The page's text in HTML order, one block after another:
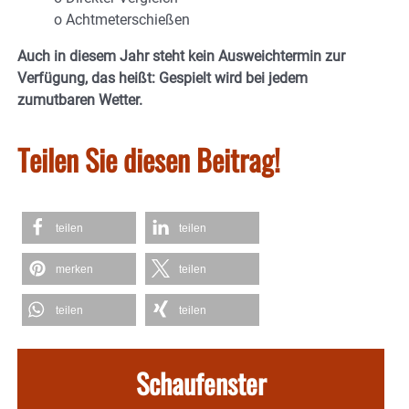
o Achtmeterschießen
Auch in diesem Jahr steht kein Ausweichtermin zur
Verfügung, das heißt: Gespielt wird bei jedem
zumutbaren Wetter.
Teilen Sie diesen Beitrag!
teilen teilen
merken teilen
teilen teilen
Schaufenster